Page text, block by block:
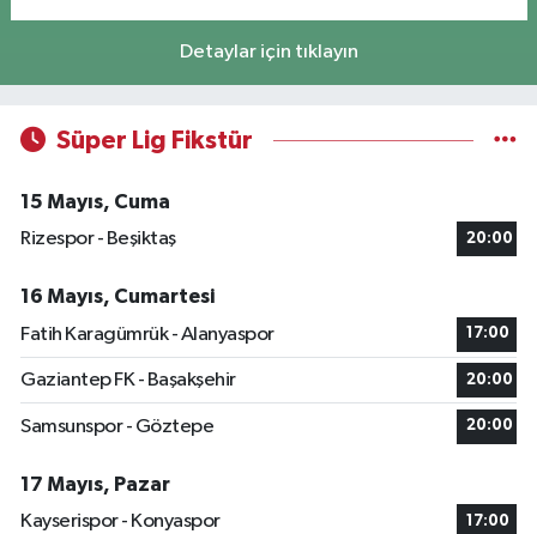
Detaylar için tıklayın
Süper Lig Fikstür
15 Mayıs, Cuma
Rizespor - Beşiktaş
20:00
16 Mayıs, Cumartesi
Fatih Karagümrük - Alanyaspor
17:00
Gaziantep FK - Başakşehir 20:00
Samsunspor - Göztepe 20:00
17 Mayıs, Pazar
Kayserispor - Konyaspor
17:00